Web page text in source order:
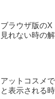
ブラウザ版のX
見れない時の
アットコスメ
と表示される